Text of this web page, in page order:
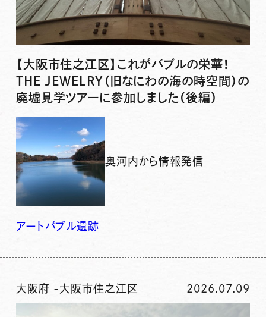
【大阪市住之江区】これがバブルの栄華！
THE JEWELRY（旧なにわの海の時空間）の
廃墟見学ツアーに参加しました（後編）
奥河内から情報発信
アートバブル遺跡
大阪府 -大阪市住之江区 2026.07.09